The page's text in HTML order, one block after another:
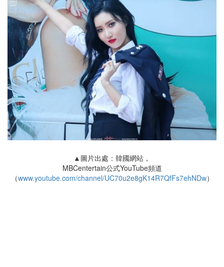
▲圖片出處：韓國網站，
MBCentertain公式YouTube頻道
（www.youtube.com/channel/UC70u2e8gK14R7QfFs7ehNDw）